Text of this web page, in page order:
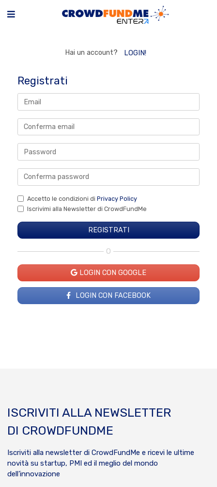
Hai un account? LOGIN!
Registrati
Accetto le condizioni di Privacy Policy
Iscrivimi alla Newsletter di CrowdFundMe
O
LOGIN CON GOOGLE
LOGIN CON FACEBOOK
ISCRIVITI ALLA NEWSLETTER
DI CROWDFUNDME
Iscriviti alla newsletter di CrowdFundMe e ricevi le ultime
novità su startup, PMI ed il meglio del mondo
dell’innovazione